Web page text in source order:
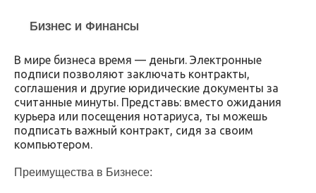
Бизнес и Финансы
В мире бизнеса время — деньги. Электронные
подписи позволяют заключать контракты,
соглашения и другие юридические документы за
считанные минуты. Представь: вместо ожидания
курьера или посещения нотариуса, ты можешь
подписать важный контракт, сидя за своим
компьютером.
Преимущества в Бизнесе: